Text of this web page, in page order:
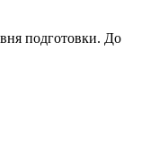
подготовки. До